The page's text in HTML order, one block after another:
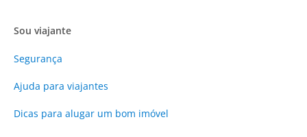
Sou viajante
Segurança
Ajuda para viajantes
Dicas para alugar um bom imóvel